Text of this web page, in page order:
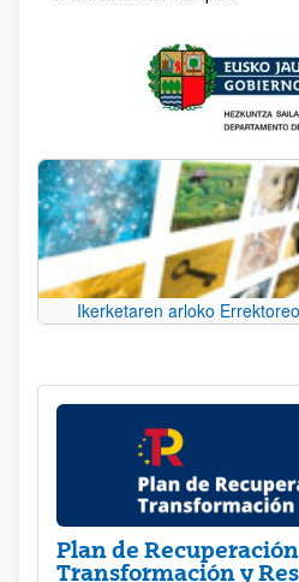
Ikerketaren arloko
Plan de Recuperación
Transformación y